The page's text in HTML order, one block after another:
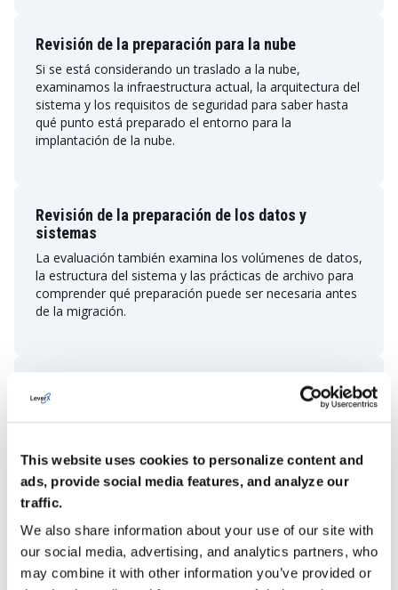
This website uses cookies to personalize content and
ads, provide social media features, and analyze our
traffic.
We also share information about your use of our site with
our social media, advertising, and analytics partners, who
may combine it with other information you’ve provided or
Revisión de la preparación para la nube
Si se está considerando un traslado a la nube,
examinamos la infraestructura actual, la arquitectura del
sistema y los requisitos de seguridad para saber hasta
qué punto está preparado el entorno para la
implantación de la nube.
Revisión de la preparación de los datos y
sistemas
La evaluación también examina los volúmenes de datos,
la estructura del sistema y las prácticas de archivo para
comprender qué preparación puede ser necesaria antes
de la migración.
La mayoría de los entornos SAP se conectan a múltiples
sistemas internos y externos. Revisamos las
tener que evolucionar estas conexiones en un entorno
SAP S/4HANA.
Hoja de ruta y planificación de la transformación
A partir de los resultados, esbozamos una hoja de ruta